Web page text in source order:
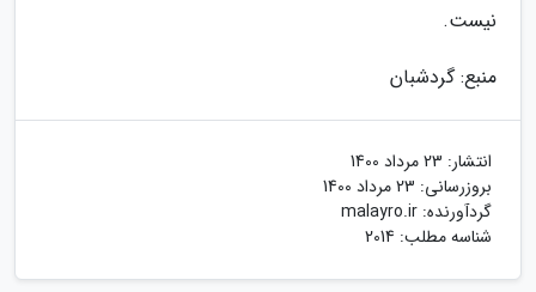
نیست.
منبع: گردشبان
انتشار: 23 مرداد 1400
بروزرسانی: 23 مرداد 1400
گردآورنده: malayro.ir
شناسه مطلب: 2014